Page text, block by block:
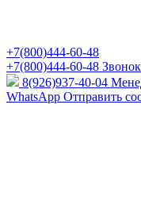
+7(800)444-60-48
+7(800)444-60-48
8(926)937-40-04
WhatsApp Отправить